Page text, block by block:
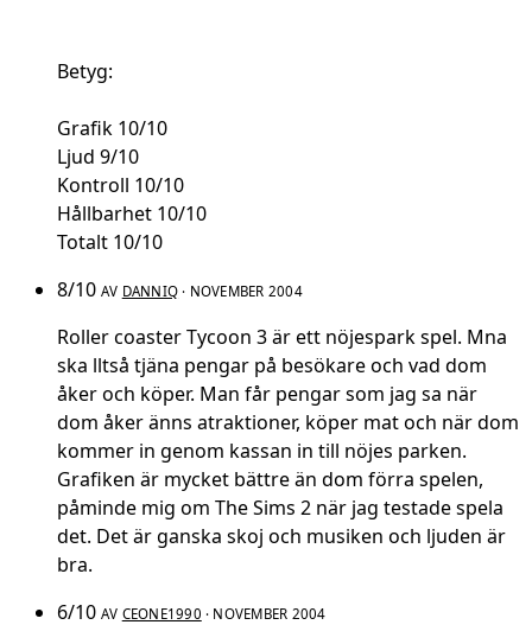
Betyg:
Grafik 10/10
Ljud 9/10
Kontroll 10/10
Hållbarhet 10/10
Totalt 10/10
8/10 AV DANNIQ · NOVEMBER 2004
Roller coaster Tycoon 3 är ett nöjespark spel. Mna
ska lltså tjäna pengar på besökare och vad dom
åker och köper. Man får pengar som jag sa när
dom åker änns atraktioner, köper mat och när dom
kommer in genom kassan in till nöjes parken.
Grafiken är mycket bättre än dom förra spelen,
påminde mig om The Sims 2 när jag testade spela
det. Det är ganska skoj och musiken och ljuden är
bra.
6/10 AV CEONE1990 · NOVEMBER 2004